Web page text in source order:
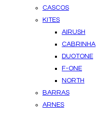
CASCOS
KITES
AIRUSH
CABRINHA
DUOTONE
F-ONE
NORTH
BARRAS
ARNES